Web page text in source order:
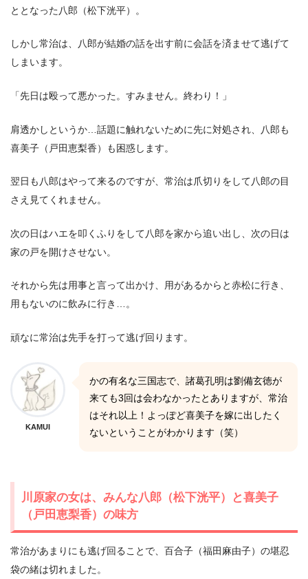
ととなった八郎（松下洸平）。
しかし常治は、八郎が結婚の話を出す前に会話を済ませて逃げて
しまいます。
「先日は殴って悪かった。すみません。終わり！」
肩透かしというか…話題に触れないために先に対処され、八郎も
喜美子（戸田恵梨香）も困惑します。
翌日も八郎はやって来るのですが、常治は爪切りをして八郎の目
さえ見てくれません。
次の日はハエを叩くふりをして八郎を家から追い出し、次の日は
家の戸を開けさせない。
それから先は用事と言って出かけ、用があるからと赤松に行き、
用もないのに飲みに行き…。
頑なに常治は先手を打って逃げ回ります。
KAMUI
かの有名な三国志で、諸葛孔明は劉備玄徳が
来ても3回は会わなかったとありますが、常治
はそれ以上！よっぽど喜美子を嫁に出したく
ないということがわかります（笑）
川原家の女は、みんな八郎（松下洸平）と喜美子
（戸田恵梨香）の味方
常治があまりにも逃げ回ることで、百合子（福田麻由子）の堪忍
袋の緒は切れました。